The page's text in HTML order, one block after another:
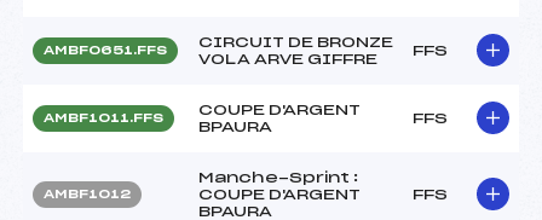
AMBF0651.FFS
CIRCUIT DE BRONZE
VOLA ARVE GIFFRE
FFS
AMBF1011.FFS
COUPE D'ARGENT
BPAURA
FFS
AMBF1012
Manche-Sprint :
COUPE D'ARGENT
BPAURA
FFS